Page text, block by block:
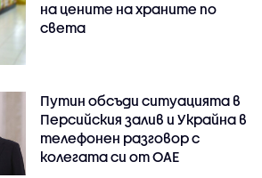
на цените на храните по
света
Путин обсъди ситуацията в
Персийския залив и Украйна в
телефонен разговор с
колегата си от ОАЕ